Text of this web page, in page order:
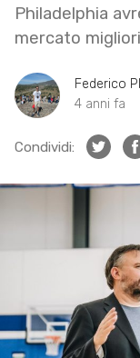
Philadelphia
mercato migliori
Federico
4 anni fa
Condividi: